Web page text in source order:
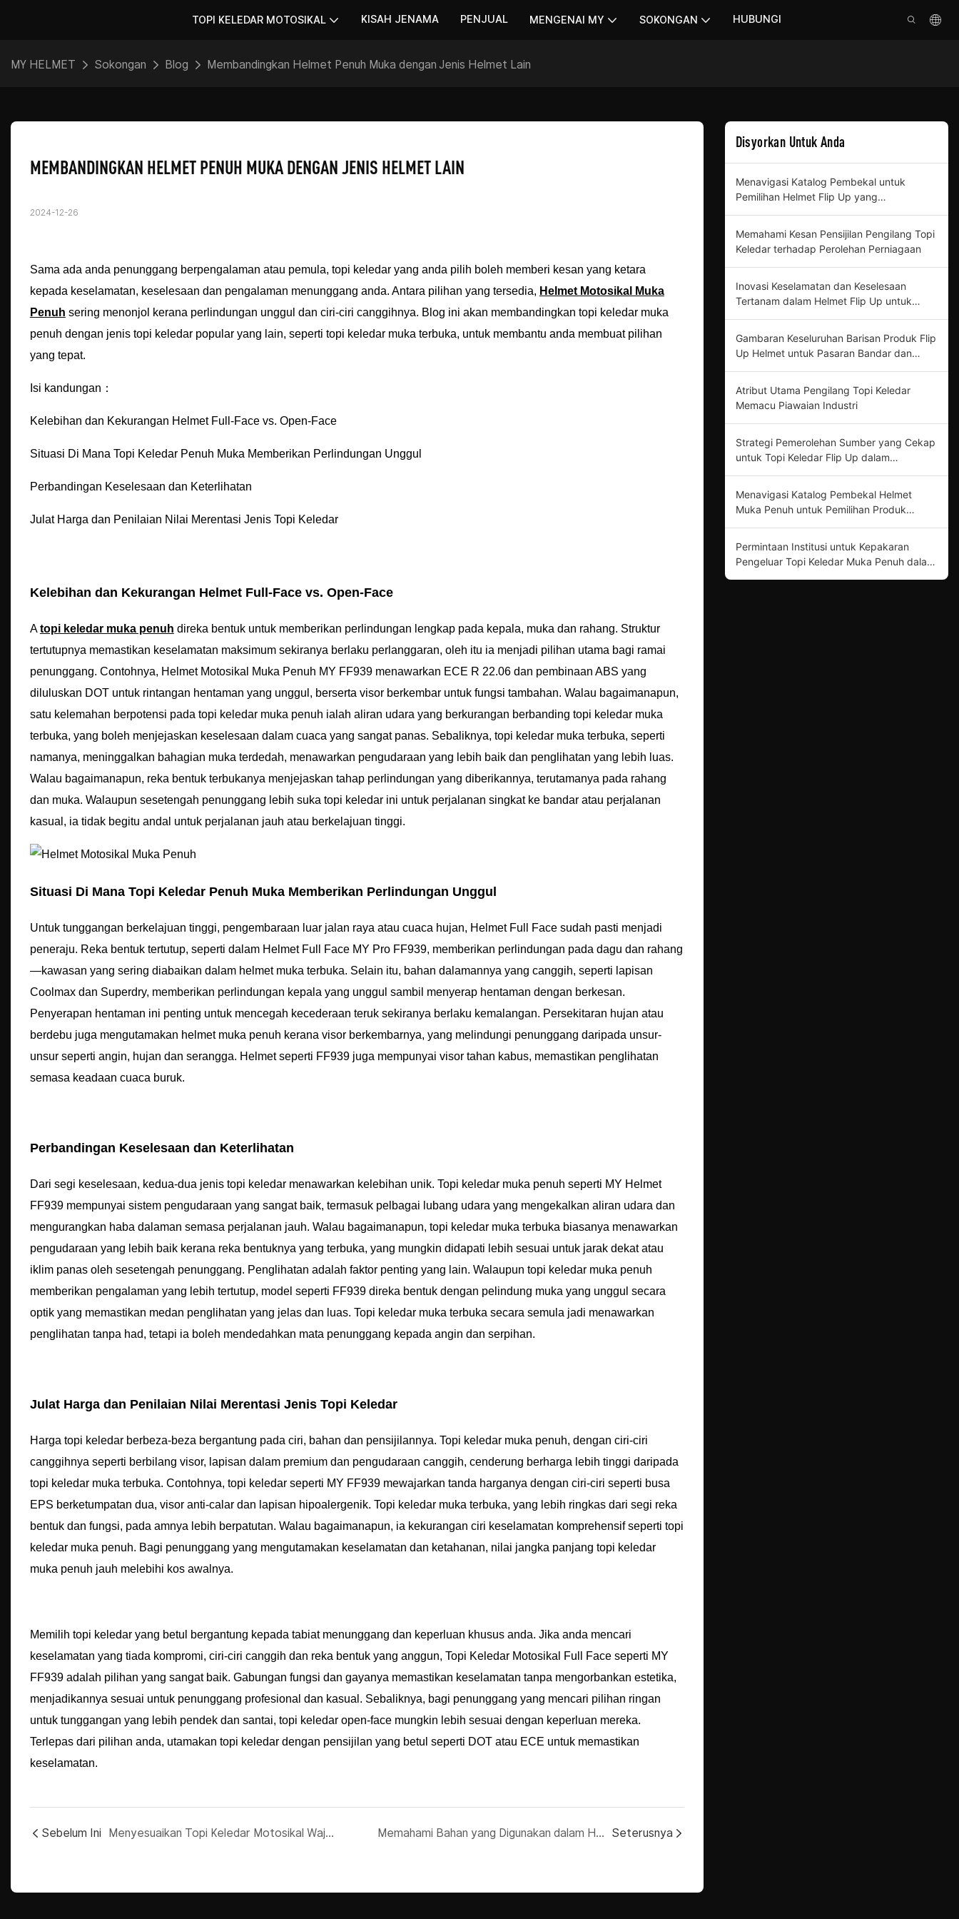
TOPI KELEDAR MOTOSIKAL KISAH JENAMA PENJUAL MENGENAI MY SOKONGAN HUBUNGI
MY HELMET Sokongan Blog Membandingkan Helmet Penuh Muka dengan Jenis Helmet Lain
MEMBANDINGKAN HELMET PENUH MUKA DENGAN JENIS HELMET LAIN
2024-12-26
Sama ada anda penunggang berpengalaman atau pemula, topi keledar yang anda pilih boleh memberi kesan yang ketara
kepada keselamatan, keselesaan dan pengalaman menunggang anda. Antara pilihan yang tersedia, Helmet Motosikal Muka
Penuh sering menonjol kerana perlindungan unggul dan ciri-ciri canggihnya. Blog ini akan membandingkan topi keledar muka
penuh dengan jenis topi keledar popular yang lain, seperti topi keledar muka terbuka, untuk membantu anda membuat pilihan
yang tepat.
Isi kandungan：
Kelebihan dan Kekurangan Helmet Full-Face vs. Open-Face
Situasi Di Mana Topi Keledar Penuh Muka Memberikan Perlindungan Unggul
Perbandingan Keselesaan dan Keterlihatan
Julat Harga dan Penilaian Nilai Merentasi Jenis Topi Keledar
Kelebihan dan Kekurangan Helmet Full-Face vs. Open-Face
A topi keledar muka penuh direka bentuk untuk memberikan perlindungan lengkap pada kepala, muka dan rahang. Struktur
tertutupnya memastikan keselamatan maksimum sekiranya berlaku perlanggaran, oleh itu ia menjadi pilihan utama bagi ramai
penunggang. Contohnya, Helmet Motosikal Muka Penuh MY FF939 menawarkan ECE R 22.06 dan pembinaan ABS yang
diluluskan DOT untuk rintangan hentaman yang unggul, berserta visor berkembar untuk fungsi tambahan. Walau bagaimanapun,
satu kelemahan berpotensi pada topi keledar muka penuh ialah aliran udara yang berkurangan berbanding topi keledar muka
terbuka, yang boleh menjejaskan keselesaan dalam cuaca yang sangat panas. Sebaliknya, topi keledar muka terbuka, seperti
namanya, meninggalkan bahagian muka terdedah, menawarkan pengudaraan yang lebih baik dan penglihatan yang lebih luas.
Walau bagaimanapun, reka bentuk terbukanya menjejaskan tahap perlindungan yang diberikannya, terutamanya pada rahang
dan muka. Walaupun sesetengah penunggang lebih suka topi keledar ini untuk perjalanan singkat ke bandar atau perjalanan
kasual, ia tidak begitu andal untuk perjalanan jauh atau berkelajuan tinggi.
Situasi Di Mana Topi Keledar Penuh Muka Memberikan Perlindungan Unggul
Untuk tunggangan berkelajuan tinggi, pengembaraan luar jalan raya atau cuaca hujan, Helmet Full Face sudah pasti menjadi
peneraju. Reka bentuk tertutup, seperti dalam Helmet Full Face MY Pro FF939, memberikan perlindungan pada dagu dan rahang
—kawasan yang sering diabaikan dalam helmet muka terbuka. Selain itu, bahan dalamannya yang canggih, seperti lapisan
Coolmax dan Superdry, memberikan perlindungan kepala yang unggul sambil menyerap hentaman dengan berkesan.
Penyerapan hentaman ini penting untuk mencegah kecederaan teruk sekiranya berlaku kemalangan. Persekitaran hujan atau
berdebu juga mengutamakan helmet muka penuh kerana visor berkembarnya, yang melindungi penunggang daripada unsur-
unsur seperti angin, hujan dan serangga. Helmet seperti FF939 juga mempunyai visor tahan kabus, memastikan penglihatan
semasa keadaan cuaca buruk.
Perbandingan Keselesaan dan Keterlihatan
Dari segi keselesaan, kedua-dua jenis topi keledar menawarkan kelebihan unik. Topi keledar muka penuh seperti MY Helmet
FF939 mempunyai sistem pengudaraan yang sangat baik, termasuk pelbagai lubang udara yang mengekalkan aliran udara dan
mengurangkan haba dalaman semasa perjalanan jauh. Walau bagaimanapun, topi keledar muka terbuka biasanya menawarkan
pengudaraan yang lebih baik kerana reka bentuknya yang terbuka, yang mungkin didapati lebih sesuai untuk jarak dekat atau
iklim panas oleh sesetengah penunggang. Penglihatan adalah faktor penting yang lain. Walaupun topi keledar muka penuh
memberikan pengalaman yang lebih tertutup, model seperti FF939 direka bentuk dengan pelindung muka yang unggul secara
optik yang memastikan medan penglihatan yang jelas dan luas. Topi keledar muka terbuka secara semula jadi menawarkan
penglihatan tanpa had, tetapi ia boleh mendedahkan mata penunggang kepada angin dan serpihan.
Julat Harga dan Penilaian Nilai Merentasi Jenis Topi Keledar
Harga topi keledar berbeza-beza bergantung pada ciri, bahan dan pensijilannya. Topi keledar muka penuh, dengan ciri-ciri
canggihnya seperti berbilang visor, lapisan dalam premium dan pengudaraan canggih, cenderung berharga lebih tinggi daripada
topi keledar muka terbuka. Contohnya, topi keledar seperti MY FF939 mewajarkan tanda harganya dengan ciri-ciri seperti busa
EPS berketumpatan dua, visor anti-calar dan lapisan hipoalergenik. Topi keledar muka terbuka, yang lebih ringkas dari segi reka
bentuk dan fungsi, pada amnya lebih berpatutan. Walau bagaimanapun, ia kekurangan ciri keselamatan komprehensif seperti topi
keledar muka penuh. Bagi penunggang yang mengutamakan keselamatan dan ketahanan, nilai jangka panjang topi keledar
muka penuh jauh melebihi kos awalnya.
Memilih topi keledar yang betul bergantung kepada tabiat menunggang dan keperluan khusus anda. Jika anda mencari
keselamatan yang tiada kompromi, ciri-ciri canggih dan reka bentuk yang anggun, Topi Keledar Motosikal Full Face seperti MY
FF939 adalah pilihan yang sangat baik. Gabungan fungsi dan gayanya memastikan keselamatan tanpa mengorbankan estetika,
menjadikannya sesuai untuk penunggang profesional dan kasual. Sebaliknya, bagi penunggang yang mencari pilihan ringan
untuk tunggangan yang lebih pendek dan santai, topi keledar open-face mungkin lebih sesuai dengan keperluan mereka.
Terlepas dari pilihan anda, utamakan topi keledar dengan pensijilan yang betul seperti DOT atau ECE untuk memastikan
keselamatan.
Sebelum Ini Menyesuaikan Topi Keledar Motosikal Wajah Penuh Anda: Apa yang Anda Perlu Tahu Memahami Bahan yang Digunakan dalam Helmet Motosikal Full-Face Seterusnya
Disyorkan Untuk Anda
Menavigasi Katalog Pembekal untuk
Pemilihan Helmet Flip Up yang
Memahami Kesan Pensijilan Pengilang Topi
Keledar terhadap Perolehan Perniagaan
Inovasi Keselamatan dan Keselesaan
Tertanam dalam Helmet Flip Up untuk
Gambaran Keseluruhan Barisan Produk Flip
Up Helmet untuk Pasaran Bandar dan
Atribut Utama Pengilang Topi Keledar
Memacu Piawaian Industri
Strategi Pemerolehan Sumber yang Cekap
untuk Topi Keledar Flip Up dalam
Menavigasi Katalog Pembekal Helmet
Muka Penuh untuk Pemilihan Produk
Permintaan Institusi untuk Kepakaran
Pengeluar Topi Keledar Muka Penuh dalam